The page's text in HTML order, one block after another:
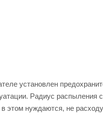
установлен
Радиус распыления
этом нуждаются, не